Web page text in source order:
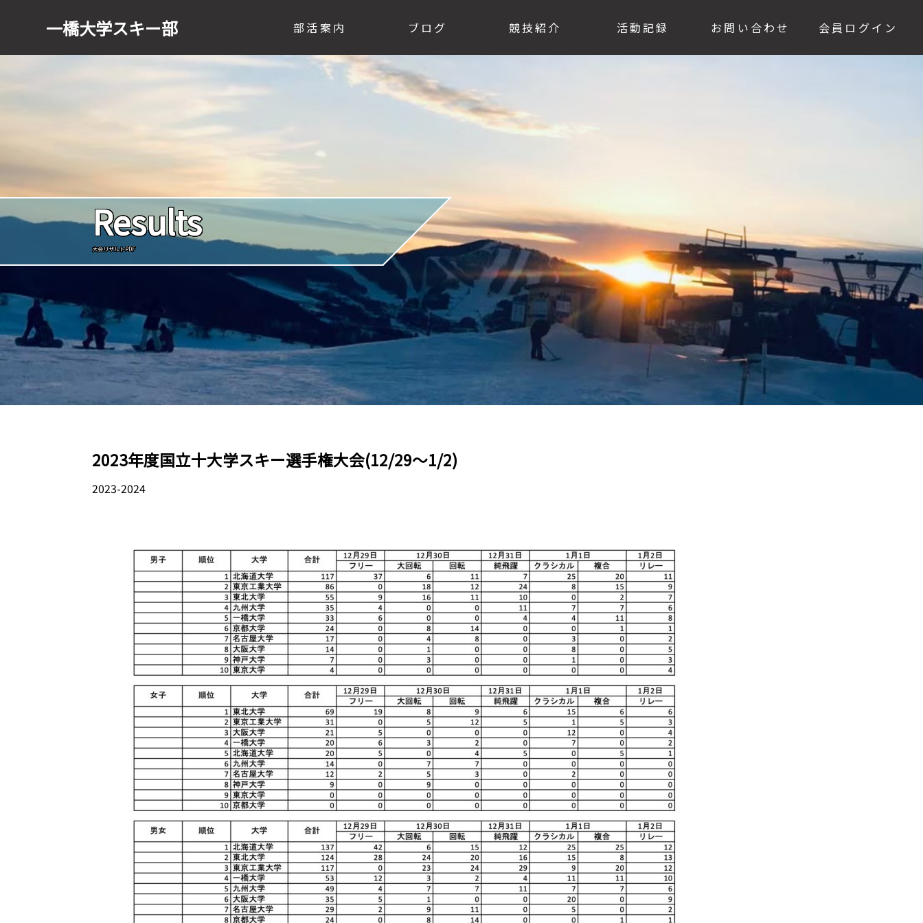
一橋大学スキー部 部活案内 ブログ 競技紹介 活動記録 お問い合わせ 会員ログイン
Results
大会リザルトPDF
2023年度国立十大学スキー選手権大会(12/29〜1/2)
2023-2024